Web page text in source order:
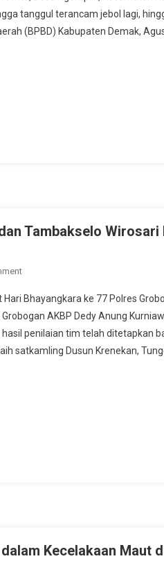
Dua
Alat
tanggul terancam jebol lagi,
(BPBD) Kabupaten Demak,
Tambakselo
On
Desa
Bangsri
Geyer
Dan
Bhayangkara ke 77 Polres
AKBP Dedy Anung
penilaian tim telah ditetapkan
satkamling Dusun Krenekan,
Kecelakaan Maut